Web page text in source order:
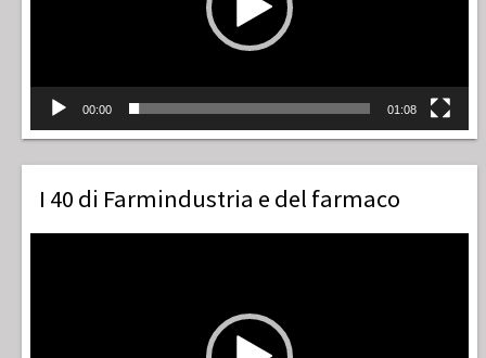
00:00 01:08
I 40 di Farmindustria e del farmaco